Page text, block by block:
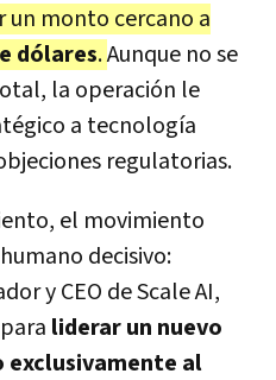
monto cercano a
dólares.Aunque no se
la operación le
a tecnología
regulatorias.
el movimiento
decisivo:
y CEO de Scale AI,
liderar un nuevo
al